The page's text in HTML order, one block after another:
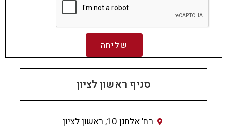
שליחה
סניף ראשון לציון
רח' אלחנן 10, ראשון לציון